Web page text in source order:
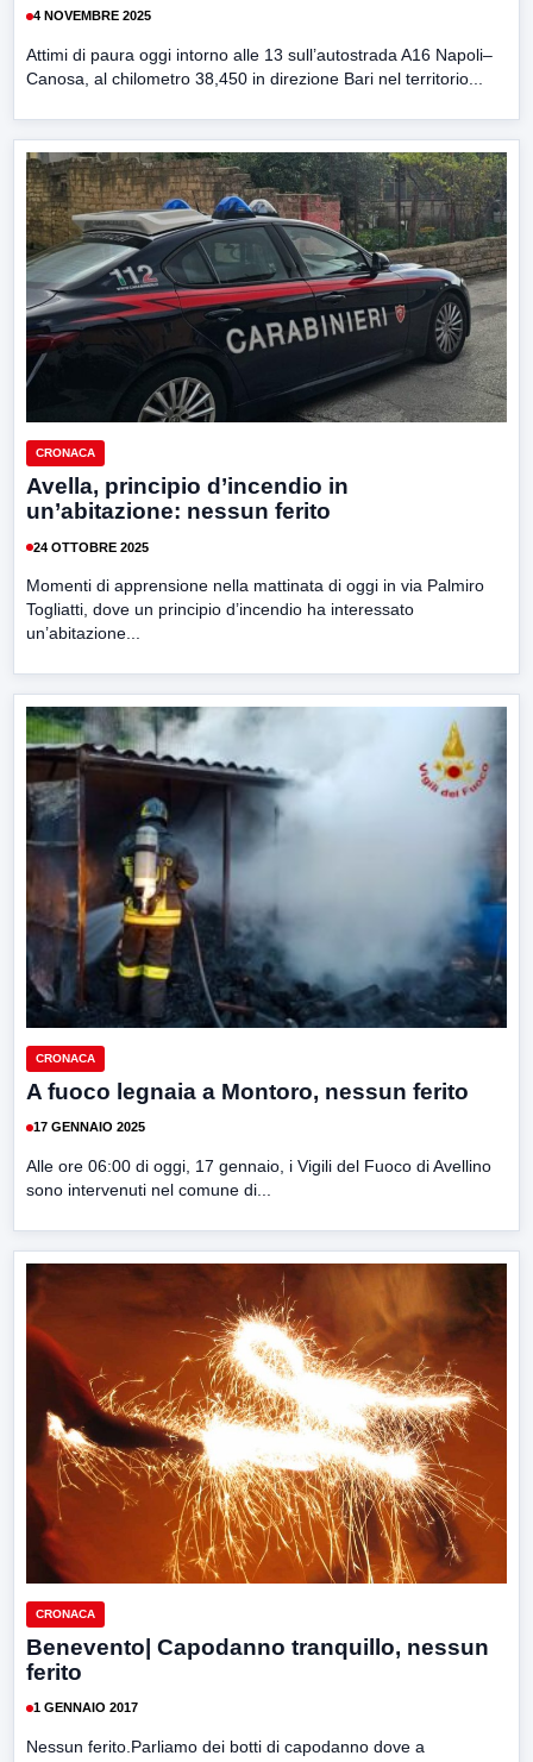
4 NOVEMBRE 2025
Attimi di paura oggi intorno alle 13 sull’autostrada A16 Napoli–
Canosa, al chilometro 38,450 in direzione Bari nel territorio...
CRONACA
Avella, principio d’incendio in
un’abitazione: nessun ferito
24 OTTOBRE 2025
Momenti di apprensione nella mattinata di oggi in via Palmiro
Togliatti, dove un principio d’incendio ha interessato
un’abitazione...
CRONACA
A fuoco legnaia a Montoro, nessun ferito
17 GENNAIO 2025
Alle ore 06:00 di oggi, 17 gennaio, i Vigili del Fuoco di Avellino
sono intervenuti nel comune di...
CRONACA
Benevento| Capodanno tranquillo, nessun
ferito
1 GENNAIO 2017
Nessun ferito.Parliamo dei botti di capodanno dove a